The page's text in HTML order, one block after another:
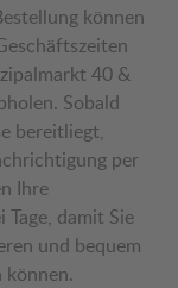
können
40 &
Sobald
bereitliegt,
per
Ihre
damit Sie
und bequem
können.